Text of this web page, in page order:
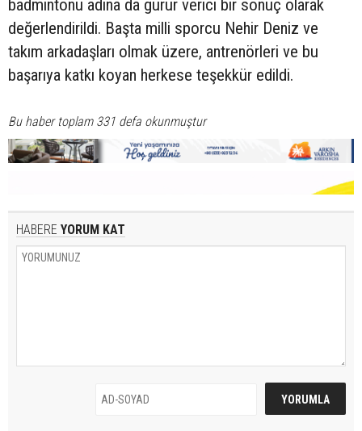
badmintonu adına da gurur verici bir sonuç olarak
değerlendirildi. Başta milli sporcu Nehir Deniz ve
takım arkadaşları olmak üzere, antrenörleri ve bu
başarıya katkı koyan herkese teşekkür edildi.
Bu haber toplam 331 defa okunmuştur
HABERE YORUM KAT